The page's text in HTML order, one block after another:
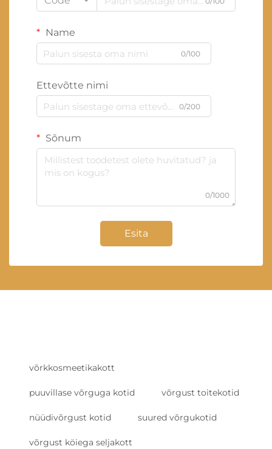
Name
0/100
Ettevõtte nimi
0/200
Sõnum
0/1000
Esita
võrkkosmeetikakott
puuvillase võrguga kotid võrgust toitekotid
nüüdivõrgust kotid suured võrgukotid
võrgust köiega seljakott